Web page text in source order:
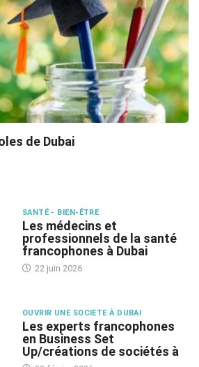
de Dubai
SANTÉ - BIEN-ÊTRE
Les médecins et
professionnels de la santé
francophones à Dubai
22 juin 2026
OUVRIR UNE SOCIETE À DUBAI
Les experts francophones
en Business Set
Up/créations de sociétés à